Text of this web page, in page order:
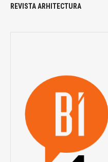
REVISTA ARHITECTURA